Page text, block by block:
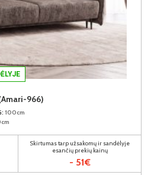
966)
100cm
Skirtumas tarp užsakomų ir sandėlyje
esančių prekių kainų
- 51€